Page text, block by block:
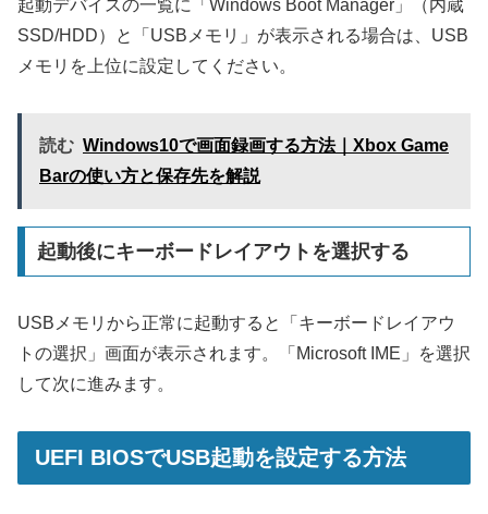
起動デバイスの一覧に「Windows Boot Manager」（内蔵
SSD/HDD）と「USBメモリ」が表示される場合は、USB
メモリを上位に設定してください。
読む Windows10で画面録画する方法｜Xbox Game
Barの使い方と保存先を解説
起動後にキーボードレイアウトを選択する
USBメモリから正常に起動すると「キーボードレイアウ
トの選択」画面が表示されます。「Microsoft IME」を選択
して次に進みます。
UEFI BIOSでUSB起動を設定する方法